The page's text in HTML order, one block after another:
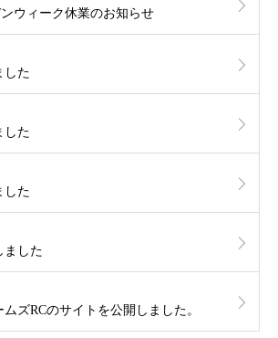
ウィーク休業のお知らせ
した
した
した
ました
ズRCのサイトを公開しました。